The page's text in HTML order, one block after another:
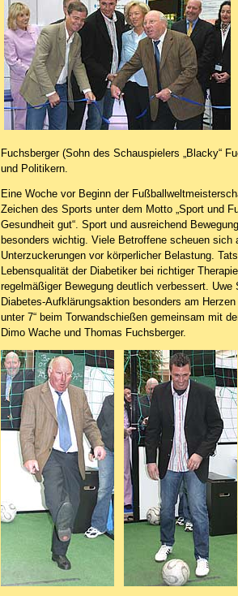
Fuchsberger (Sohn des Schauspielers „Blacky“
und Politikern.
Eine Woche vor Beginn der
Zeichen des Sports unter dem Motto „Sport und
Gesundheit gut“. Sport und ausreichend
besonders wichtig. Viele Betroffene scheuen sich
Unterzuckerungen vor körperlicher Belastung.
Lebensqualität der Diabetiker bei richtiger
regelmäßiger Bewegung deutlich verbessert. Uwe
Diabetes-Aufklärungsaktion besonders am
unter 7“ beim Torwandschießen gemeinsam mit
Dimo Wache und Thomas Fuchsberger.